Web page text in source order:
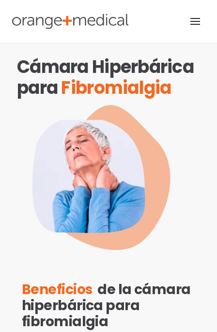
content
Cámara Hiperbárica
paraFibromialgia
Beneficios de la cámara
hiperbárica para
fibromialgia